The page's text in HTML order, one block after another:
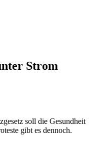
Strom
soll die Gesundheit
gibt es dennoch.